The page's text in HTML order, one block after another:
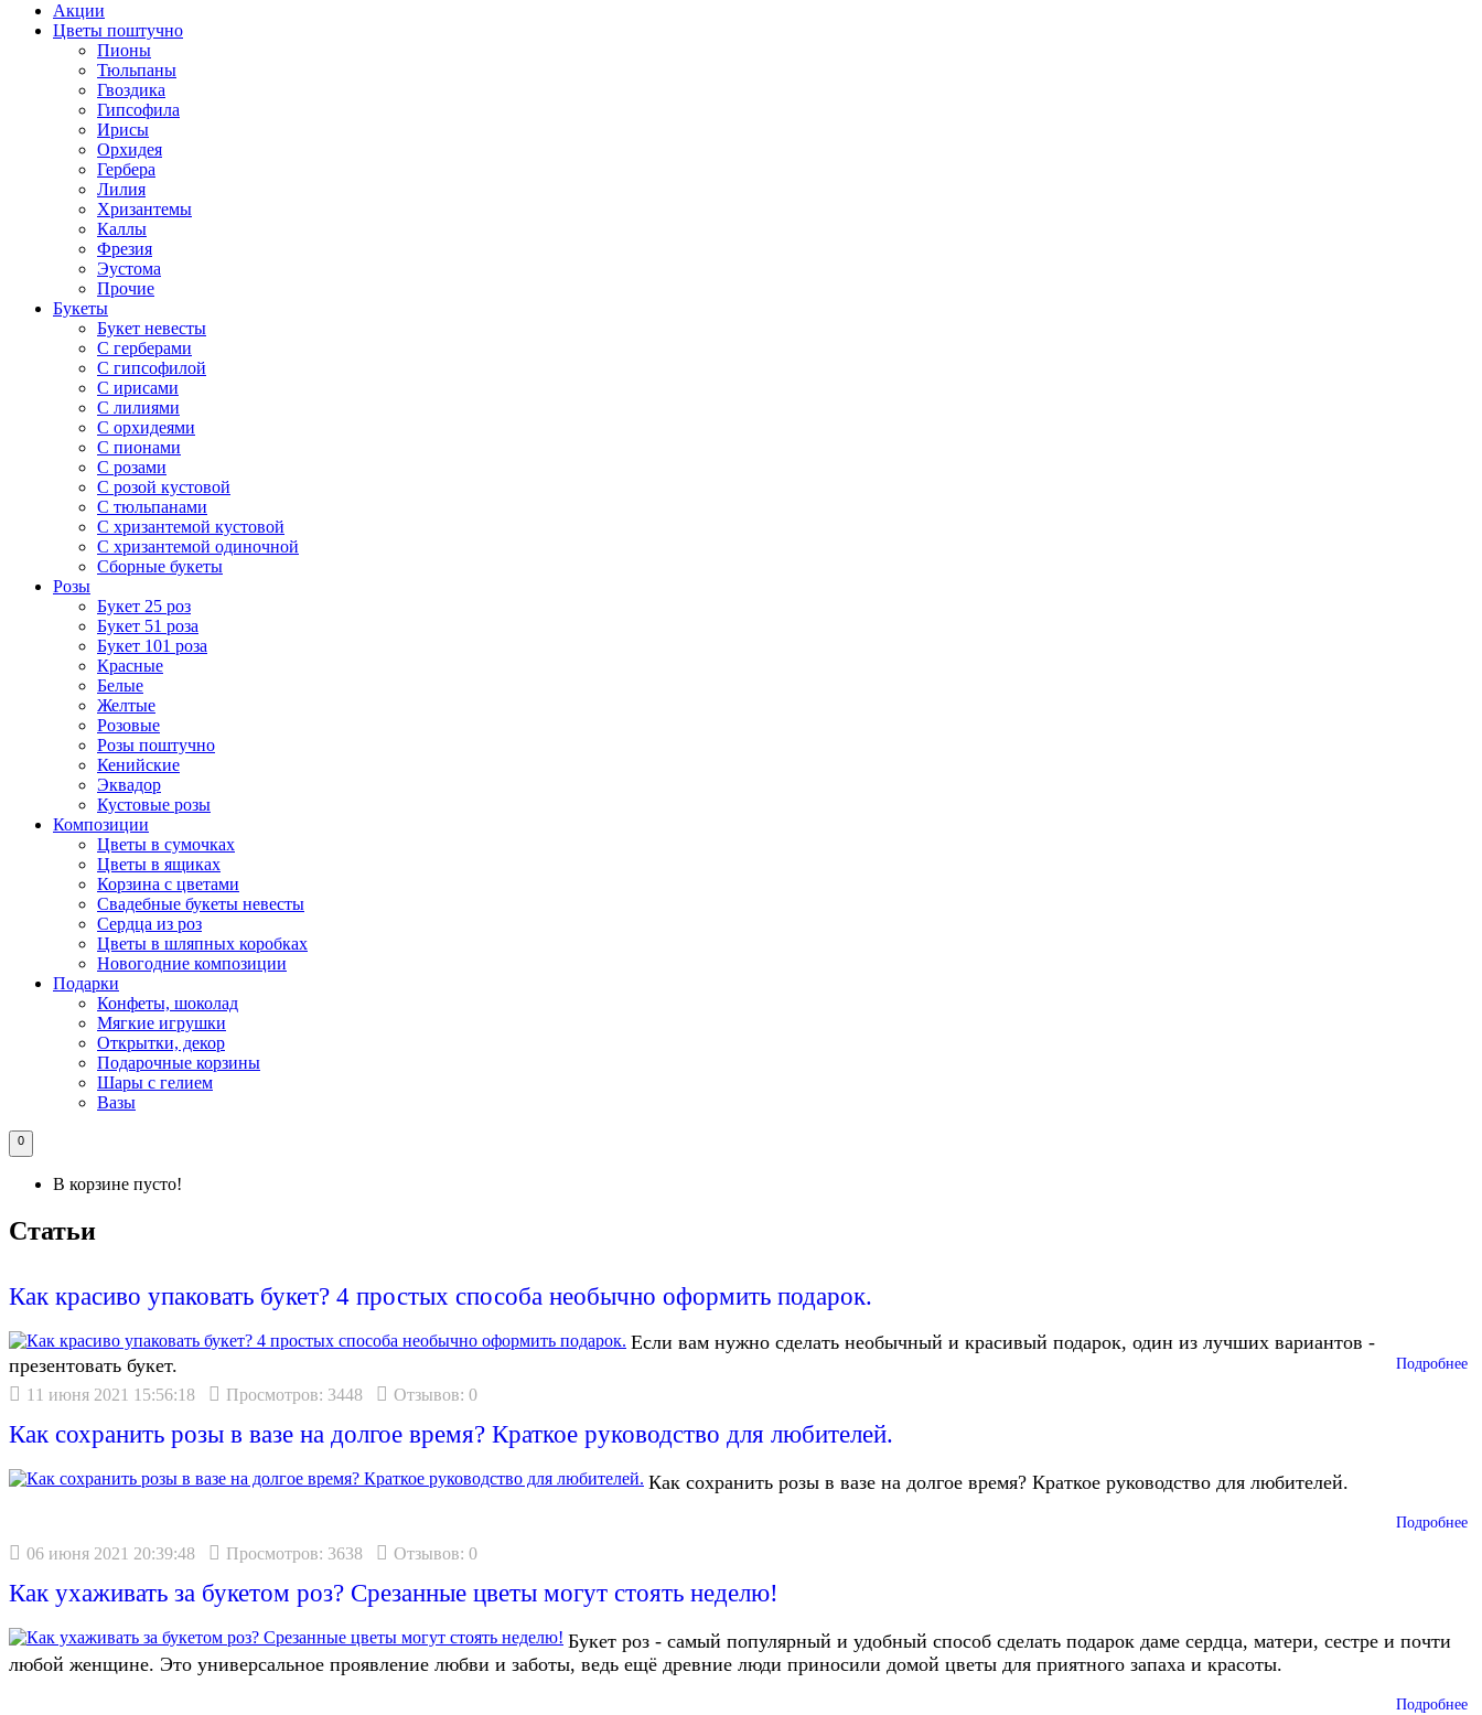
Акции
Цветы поштучно
Пионы
Тюльпаны
Гвоздика
Гипсофила
Ирисы
Орхидея
Гербера
Лилия
Хризантемы
Каллы
Фрезия
Эустома
Прочие
Букеты
Букет невесты
С герберами
С гипсофилой
С ирисами
С лилиями
С орхидеями
С пионами
С розами
С розой кустовой
С тюльпанами
С хризантемой кустовой
С хризантемой одиночной
Сборные букеты
Розы
Букет 25 роз
Букет 51 роза
Букет 101 роза
Красные
Белые
Желтые
Розовые
Розы поштучно
Кенийские
Эквадор
Кустовые розы
Композиции
Цветы в сумочках
Цветы в ящиках
Корзина с цветами
Свадебные букеты невесты
Сердца из роз
Цветы в шляпных коробках
Новогодние композиции
Подарки
Конфеты, шоколад
Мягкие игрушки
Открытки, декор
Подарочные корзины
Шары с гелием
Вазы
0
В корзине пусто!
Статьи
Как красиво упаковать букет? 4 простых способа необычно оформить подарок.
Если вам нужно сделать необычный и красивый подарок, один из лучших вариантов -
презентовать букет.
Подробнее
11 июня 2021 15:56:18 Просмотров: 3448 Отзывов: 0
Как сохранить розы в вазе на долгое время? Краткое руководство для любителей.
Как сохранить розы в вазе на долгое время? Краткое руководство для любителей.
Подробнее
06 июня 2021 20:39:48 Просмотров: 3638 Отзывов: 0
Как ухаживать за букетом роз? Срезанные цветы могут стоять неделю!
Букет роз - самый популярный и удобный способ сделать подарок даме сердца, матери, сестре и почти
любой женщине. Это универсальное проявление любви и заботы, ведь ещё древние люди приносили домой цветы для приятного запаха и красоты.
Подробнее